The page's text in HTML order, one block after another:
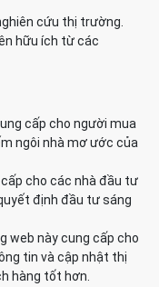
cứu thị trường.
hữu ích từ các
cấp cho người mua
ngôi nhà mơ ước của
cho các nhà đầu tư
định đầu tư sáng
web này cung cấp cho
tin và cập nhật thị
hàng tốt hơn.